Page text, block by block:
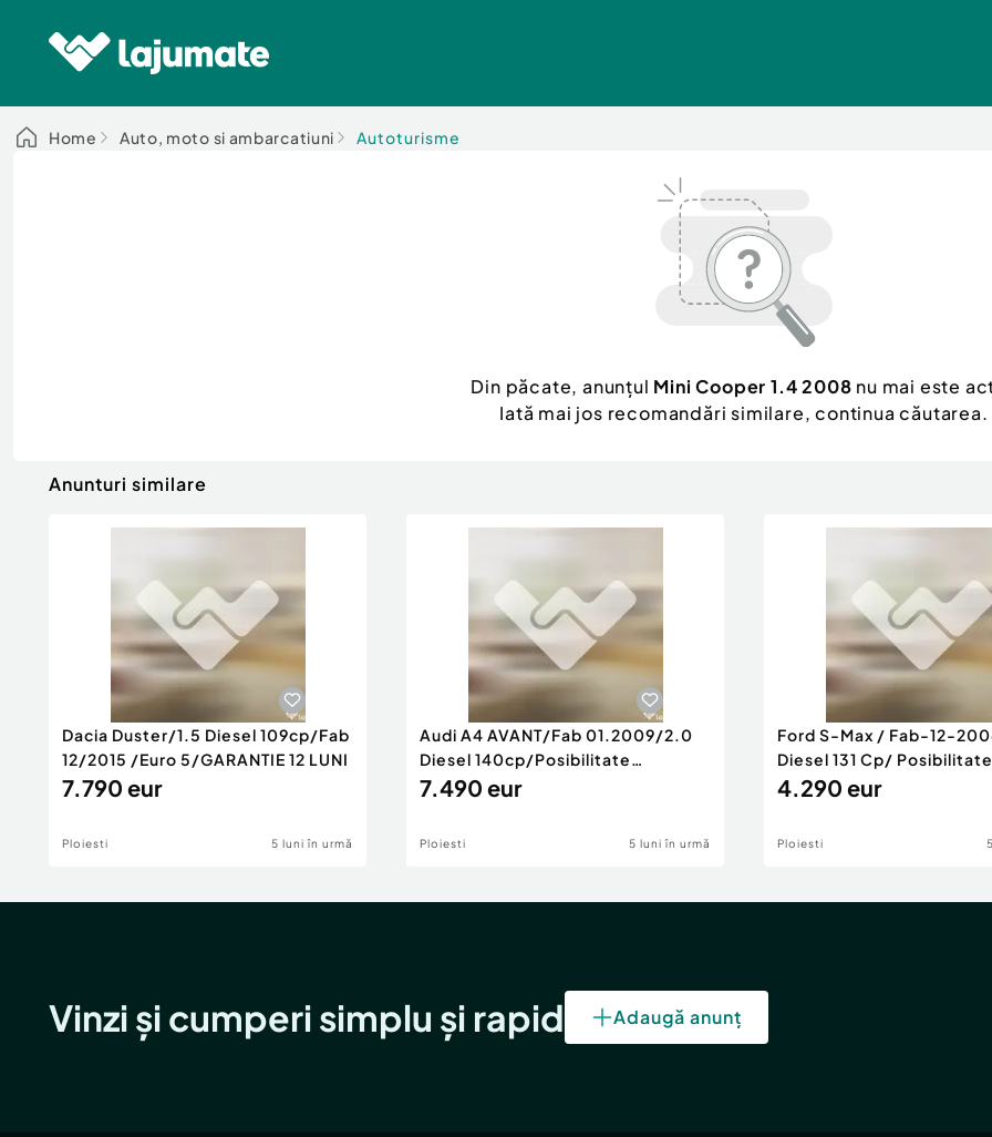
Home Auto, moto si ambarcatiuni Autoturisme
Din păcate, anunțul Mini Cooper 1.4 2008 nu mai este
Iată mai jos recomandări similare, continua căutarea.
Anunturi similare
Dacia Duster/1.5 Diesel 109cp/Fab
12/2015 /Euro 5/GARANTIE 12 LUNI
7.790 eur
Ploiesti 5 luni în urmă
Audi A4 AVANT/Fab 01.2009/2.0
Diesel 140cp/Posibilitate
Rate/GARANTIE
7.490 eur
Ploiesti 5 luni în urmă
Ford S-Max / Fab-12-
Diesel 131 Cp/
4.290 eur
Ploiesti
Vinzi și cumperi simplu și rapid Adaugă anunț